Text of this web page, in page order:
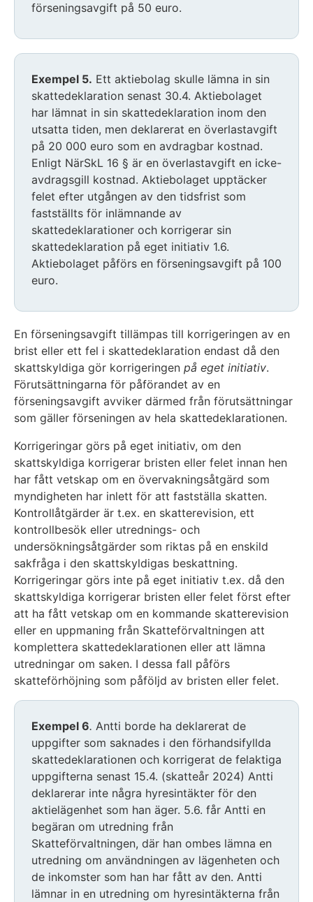
förseningsavgift på 50 euro.
Exempel 5. Ett aktiebolag skulle lämna in sin
skattedeklaration senast 30.4. Aktiebolaget
har lämnat in sin skattedeklaration inom den
utsatta tiden, men deklarerat en överlastavgift
på 20 000 euro som en avdragbar kostnad.
Enligt NärSkL 16 § är en överlastavgift en icke-
avdragsgill kostnad. Aktiebolaget upptäcker
felet efter utgången av den tidsfrist som
fastställts för inlämnande av
skattedeklarationer och korrigerar sin
skattedeklaration på eget initiativ 1.6.
Aktiebolaget påförs en förseningsavgift på 100
euro.
En förseningsavgift tillämpas till korrigeringen av en
brist eller ett fel i skattedeklaration endast då den
skattskyldiga gör korrigeringen på eget initiativ.
Förutsättningarna för påförandet av en
förseningsavgift avviker därmed från förutsättningar
som gäller förseningen av hela skattedeklarationen.
Korrigeringar görs på eget initiativ, om den
skattskyldiga korrigerar bristen eller felet innan hen
har fått vetskap om en övervakningsåtgärd som
myndigheten har inlett för att fastställa skatten.
Kontrollåtgärder är t.ex. en skatterevision, ett
kontrollbesök eller utrednings- och
undersökningsåtgärder som riktas på en enskild
sakfråga i den skattskyldigas beskattning.
Korrigeringar görs inte på eget initiativ t.ex. då den
skattskyldiga korrigerar bristen eller felet först efter
att ha fått vetskap om en kommande skatterevision
eller en uppmaning från Skatteförvaltningen att
komplettera skattedeklarationen eller att lämna
utredningar om saken. I dessa fall påförs
skatteförhöjning som påföljd av bristen eller felet.
Exempel 6. Antti borde ha deklarerat de
uppgifter som saknades i den förhandsifyllda
skattedeklarationen och korrigerat de felaktiga
uppgifterna senast 15.4. (skatteår 2024) Antti
deklarerar inte några hyresintäkter för den
aktielägenhet som han äger. 5.6. får Antti en
begäran om utredning från
Skatteförvaltningen, där han ombes lämna en
utredning om användningen av lägenheten och
de inkomster som han har fått av den. Antti
lämnar in en utredning om hyresintäkterna från